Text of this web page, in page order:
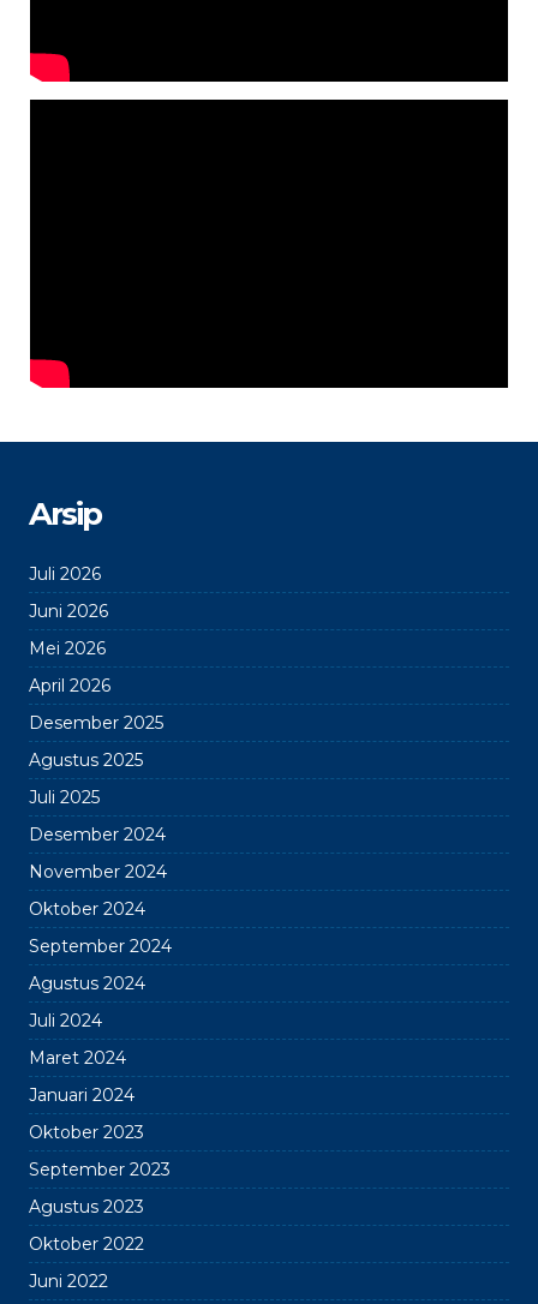
Arsip
Juli 2026
Juni 2026
Mei 2026
April 2026
Desember 2025
Agustus 2025
Juli 2025
Desember 2024
November 2024
Oktober 2024
September 2024
Agustus 2024
Juli 2024
Maret 2024
Januari 2024
Oktober 2023
September 2023
Agustus 2023
Oktober 2022
Juni 2022